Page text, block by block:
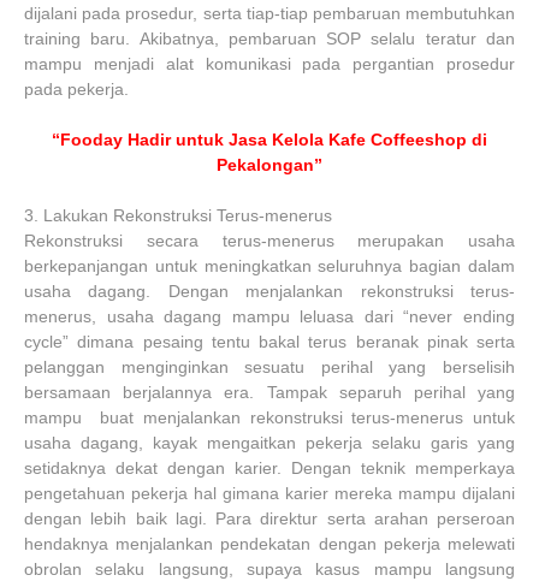
dijalani pada prosedur, serta tiap-tiap pembaruan membutuhkan
training baru. Akibatnya, pembaruan SOP selalu teratur dan
mampu menjadi alat komunikasi pada pergantian prosedur
pada pekerja.
“Fooday Hadir untuk Jasa Kelola Kafe Coffeeshop di
Pekalongan”
3. Lakukan Rekonstruksi Terus-menerus
Rekonstruksi secara terus-menerus merupakan usaha
berkepanjangan untuk meningkatkan seluruhnya bagian dalam
usaha dagang. Dengan menjalankan rekonstruksi terus-
menerus, usaha dagang mampu leluasa dari “never ending
cycle” dimana pesaing tentu bakal terus beranak pinak serta
pelanggan menginginkan sesuatu perihal yang berselisih
bersamaan berjalannya era. Tampak separuh perihal yang
mampu buat menjalankan rekonstruksi terus-menerus untuk
usaha dagang, kayak mengaitkan pekerja selaku garis yang
setidaknya dekat dengan karier. Dengan teknik memperkaya
pengetahuan pekerja hal gimana karier mereka mampu dijalani
dengan lebih baik lagi. Para direktur serta arahan perseroan
hendaknya menjalankan pendekatan dengan pekerja melewati
obrolan selaku langsung, supaya kasus mampu langsung